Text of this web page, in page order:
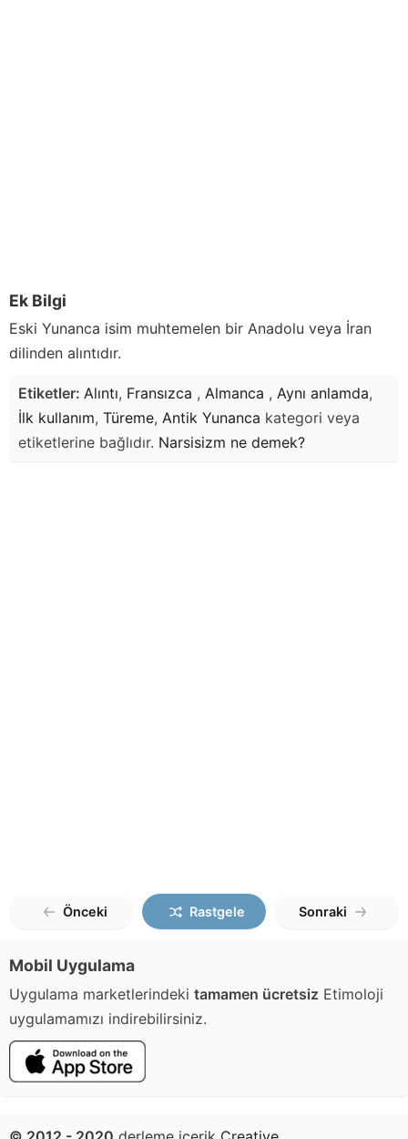
Ek Bilgi
Eski Yunanca isim muhtemelen bir Anadolu veya İran
dilinden alıntıdır.
Etiketler: Alıntı, Fransızca , Almanca , Aynı anlamda,
İlk kullanım, Türeme, Antik Yunanca kategori veya
etiketlerine bağlıdır. Narsisizm ne demek?
Önceki Rastgele Sonraki
Mobil Uygulama
Uygulama marketlerindeki tamamen ücretsiz Etimoloji
uygulamamızı indirebilirsiniz.